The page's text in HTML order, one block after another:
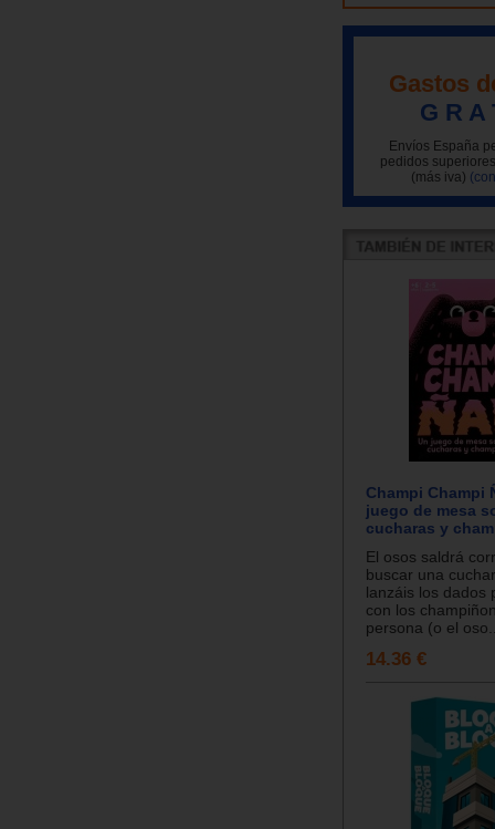
Gastos
G R A
Envíos España
pedidos
(más iva)
Champi Champi
juego de mesa
cucharas y
El osos saldrá
buscar una
lanzáis los dados
con los
persona (o el
14.36 €